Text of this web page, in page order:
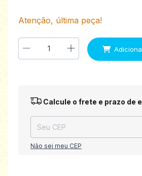
Atenção, última peça!
Entregas para o CEP:
Calcule o frete e prazo de
Não sei meu CEP